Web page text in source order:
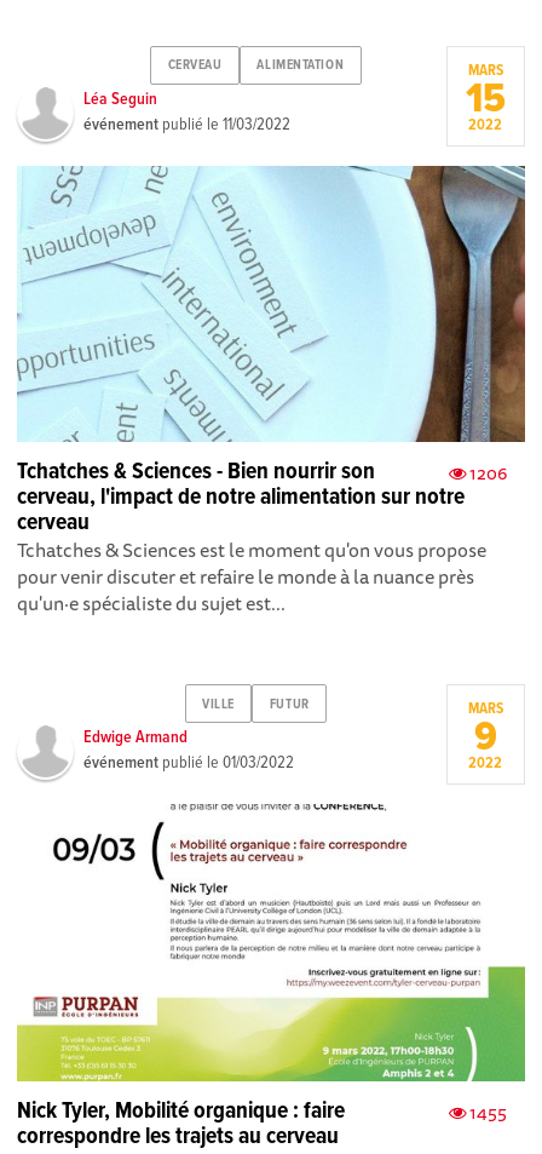
CERVEAU ALIMENTATION
Léa Seguin
événement publié le11/03/2022
MARS
15
2022
1206
Tchatches & Sciences - Bien nourrir son
cerveau, l'impact de notre alimentation sur notre
cerveau
Tchatches & Sciences est le moment qu'on vous propose
pour venir discuter et refaire le monde à la nuance près
qu'un·e spécialiste du sujet est...
VILLE FUTUR
Edwige Armand
événement publié le01/03/2022
MARS
9
2022
1455
Nick Tyler, Mobilité organique : faire
correspondre les trajets au cerveau